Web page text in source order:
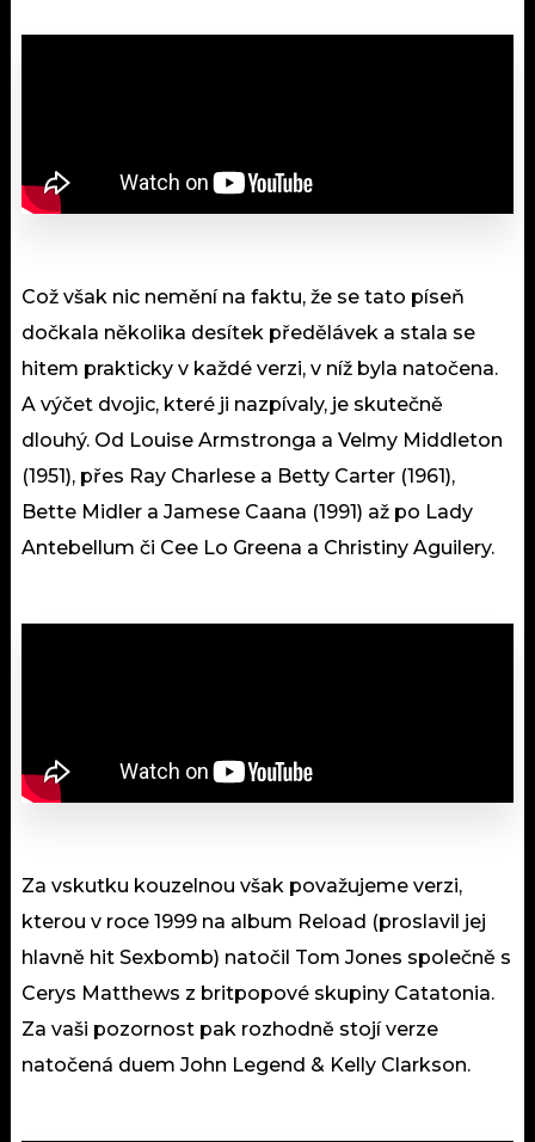
Což však nic nemění na faktu, že se tato píseň
dočkala několika desítek předělávek a stala se
hitem prakticky v každé verzi, v níž byla natočena.
A výčet dvojic, které ji nazpívaly, je skutečně
dlouhý. Od Louise Armstronga a Velmy Middleton
(1951), přes Ray Charlese a Betty Carter (1961),
Bette Midler a Jamese Caana (1991) až po Lady
Antebellum či Cee Lo Greena a Christiny Aguilery.
Za vskutku kouzelnou však považujeme verzi,
kterou v roce 1999 na album Reload (proslavil jej
hlavně hit Sexbomb) natočil Tom Jones společně s
Cerys Matthews z britpopové skupiny Catatonia.
Za vaši pozornost pak rozhodně stojí verze
natočená duem John Legend & Kelly Clarkson.